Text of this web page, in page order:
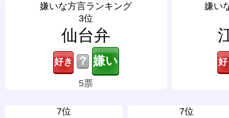
嫌いな方言ランキング
3位
仙台弁
？
5票
嫌い
7位 7位